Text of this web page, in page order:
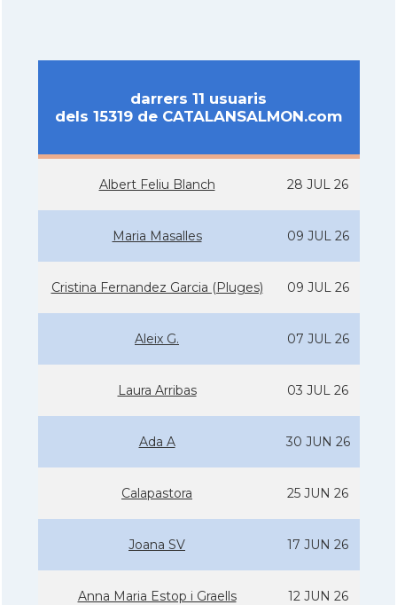
darrers 11 usuaris
dels 15319 de CATALANSALMON.com
Albert Feliu Blanch 28 JUL 26
Maria Masalles 09 JUL 26
Cristina Fernandez Garcia (Pluges) 09 JUL 26
Aleix G. 07 JUL 26
Laura Arribas 03 JUL 26
Ada A 30 JUN 26
Calapastora 25 JUN 26
Joana SV 17 JUN 26
Anna Maria Estop i Graells 12 JUN 26